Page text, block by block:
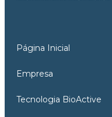
Página Inicial
Empresa
Tecnologia BioActive